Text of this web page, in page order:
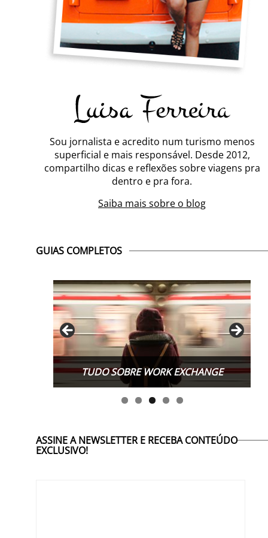
Sou jornalista e acredito num turismo menos
superficial e mais responsável. Desde 2012,
compartilho dicas e reflexões sobre viagens pra
dentro e pra fora.
Saiba mais sobre o blog
GUIAS COMPLETOS
TUDO SOBRE WORK EXCHANGE
ASSINE A NEWSLETTER E RECEBA CONTEÚDO
EXCLUSIVO!